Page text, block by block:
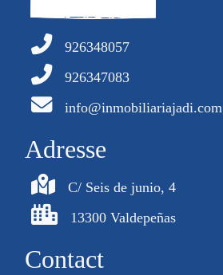
926348057
926347083
info@inmobiliariajadi.com
Adresse
C/ Seis de junio, 4
13300 Valdepeñas
Contact